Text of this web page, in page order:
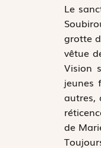
Le
grotte
vêtue
Vision
jeunes
autres,
de